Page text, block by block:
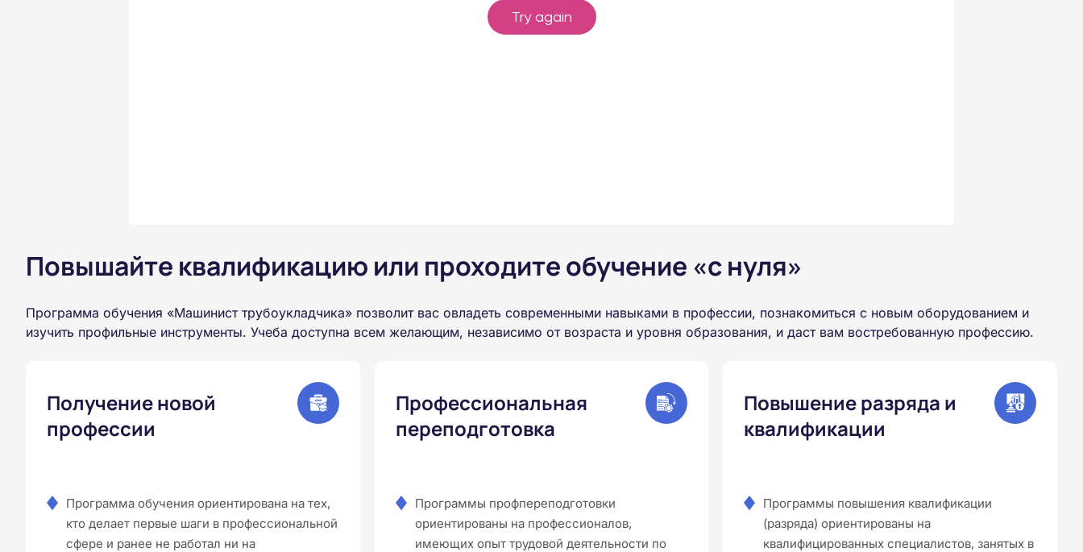
Повышайте квалификацию или проходите обучение «с нуля»
Программа обучения «Машинист трубоукладчика» позволит вас овладеть современными навыками в профессии, познакомиться с новым оборудованием и
изучить профильные инструменты. Учеба доступна всем желающим, независимо от возраста и уровня образования, и даст вам востребованную профессию.
Получение новой
профессии
Программа обучения ориентирована на тех,
кто делает первые шаги в профессиональной
сфере и ранее не работал ни на
Профессиональная
переподготовка
Программы профпереподготовки
ориентированы на профессионалов,
имеющих опыт трудовой деятельности по
Повышение разряда и
квалификации
Программы повышения квалификации
(разряда) ориентированы на
квалифицированных специалистов, занятых в